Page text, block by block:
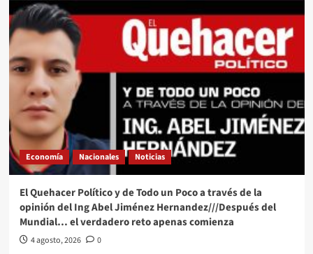
Economía Nacionales Noticias
El Quehacer Político y de Todo un Poco a través de la
opinión del Ing Abel Jiménez Hernandez///Después del
Mundial… el verdadero reto apenas comienza
4 agosto, 2026 0